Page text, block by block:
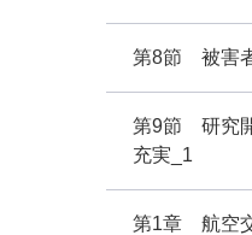
第8節 被害
第9節 研究
充実_1
第1章 航空